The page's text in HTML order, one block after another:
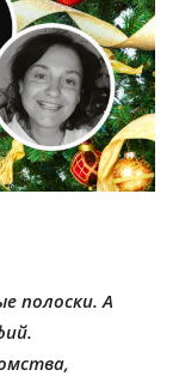
полоски. А